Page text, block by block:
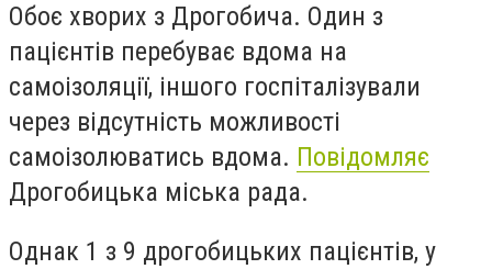
Обоє хворих з Дрогобича. Один з
пацієнтів перебуває вдома на
самоізоляції, іншого госпіталізували
через відсутність можливості
самоізолюватись вдома. Повідомляє
Дрогобицька міська рада.
Однак 1 з 9 дрогобицьких пацієнтів, у